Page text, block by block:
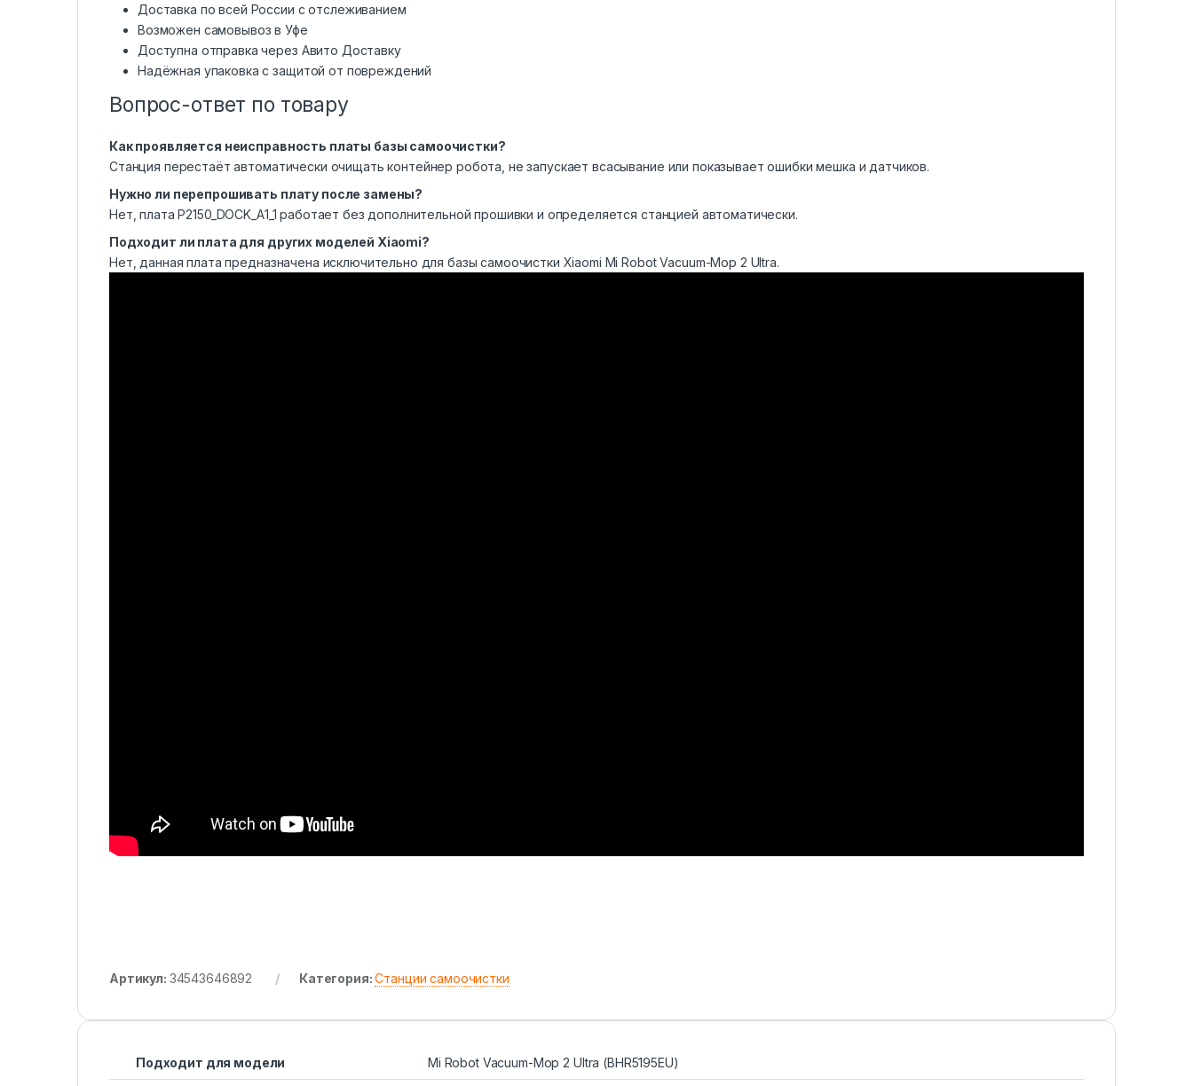
Доставка по всей России с отслеживанием
Возможен самовывоз в Уфе
Доступна отправка через Авито Доставку
Надёжная упаковка с защитой от повреждений
Вопрос-ответ по товару
Как проявляется неисправность платы базы самоочистки?
Станция перестаёт автоматически очищать контейнер робота, не запускает всасывание или показывает ошибки мешка и датчиков.
Нужно ли перепрошивать плату после замены?
Нет, плата P2150_DOCK_A1_1 работает без дополнительной прошивки и определяется станцией автоматически.
Подходит ли плата для других моделей Xiaomi?
Нет, данная плата предназначена исключительно для базы самоочистки Xiaomi Mi Robot Vacuum-Mop 2 Ultra.
Артикул: 34543646892 Категория:Станции самоочистки
Подходит для модели Mi Robot Vacuum-Mop 2 Ultra (BHR5195EU)